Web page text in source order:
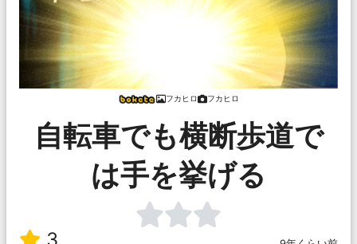
フカヒロ フカヒロ
自転車でも横断歩道で
は手を挙げる